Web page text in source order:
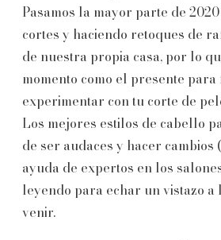
Pasamos la mayor parte de
cortes y haciendo retoques de
de nuestra propia casa, por lo
momento como el presente
experimentar con tu corte de
Los mejores estilos de cabello
de ser audaces y hacer cambios
ayuda de expertos en los
leyendo para echar un vistazo a
venir.